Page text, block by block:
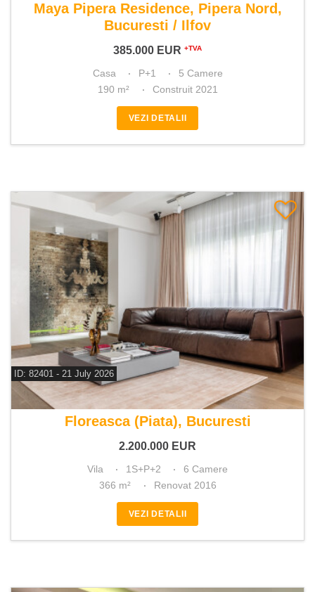
Maya Pipera Residence, Pipera Nord,
Bucuresti / Ilfov
385.000 EUR +TVA
Casa P+1
5 Camere
190 m²
Construit 2021
VEZI DETALII
ID: 82401 - 21 July 2026
De vanzare vila 6 camere
Floreasca (Piata), Bucuresti
2.200.000 EUR
Vila 1S+P+2
6 Camere
366 m²
Renovat 2016
VEZI DETALII